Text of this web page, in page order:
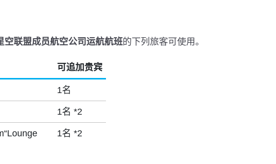
空联盟成员航空公司运航航班的下列旅客可使用。
可追加贵宾
1名
1名 *2
1名 *2